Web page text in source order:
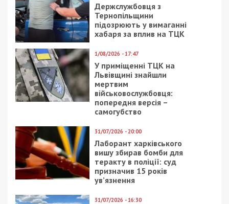
Держслужбовця з
Тернопільщини
підозрюють у вимаганні
хабаря за вплив на ТЦК
1/08/2026 - 17:47
У приміщенні ТЦК на
Львівщині знайшли
мертвим
військовослужбовця:
попередня версія –
самогубство
31/07/2026 - 20:00
Лаборант харківського
вишу збирав бомби для
теракту в поліції: суд
призначив 15 років
ув’язнення
31/07/2026 - 16:30